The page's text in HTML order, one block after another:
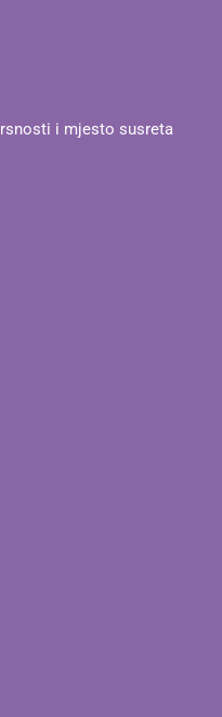
i mjesto susreta